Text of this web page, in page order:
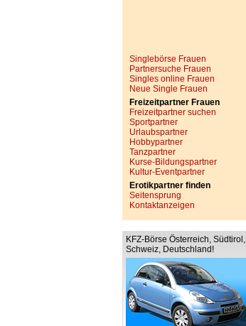
Singlebörse Frauen
Partnersuche Frauen
Singles online Frauen
Neue Single Frauen
Freizeitpartner Frauen
Freizeitpartner suchen
Sportpartner
Urlaubspartner
Hobbypartner
Tanzpartner
Kurse-Bildungspartner
Kultur-Eventpartner
Erotikpartner finden
Seitensprung
Kontaktanzeigen
KFZ-Börse Österreich, Südtirol,
Schweiz, Deutschland!